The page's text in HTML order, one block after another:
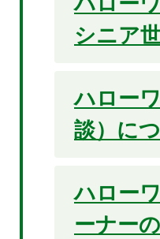
シニア
ハロー
談）に
ハロー
ーナー